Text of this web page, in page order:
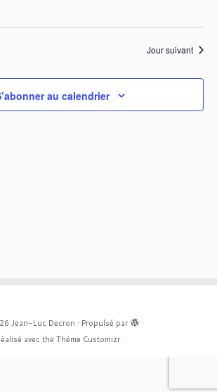
Jour suivant
au calendrier
Jean-Luc Decron · Propulsé par
·
avec the Thème Customizr·